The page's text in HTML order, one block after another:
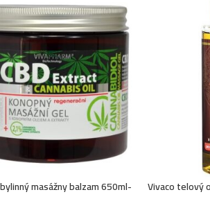
masážny balzam 650ml- Vivaco telový